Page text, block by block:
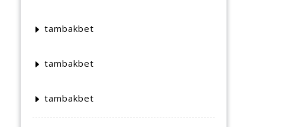
tambakbet
tambakbet
tambakbet